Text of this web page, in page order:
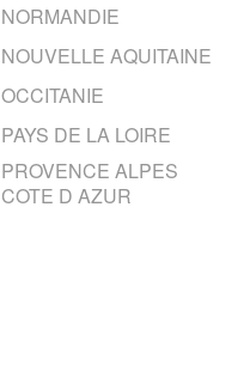
NORMANDIE
NOUVELLE AQUITAINE
OCCITANIE
PAYS DE LA LOIRE
PROVENCE ALPES
COTE D AZUR